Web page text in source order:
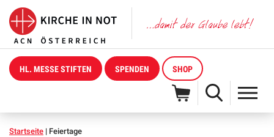
HL. MESSE STIFTEN SPENDEN SHOP
Startseite | Feiertage